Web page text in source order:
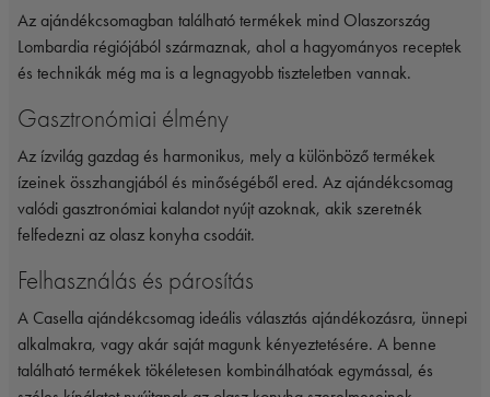
Az ajándékcsomagban található termékek mind Olaszország
Lombardia régiójából származnak, ahol a hagyományos receptek
és technikák még ma is a legnagyobb tiszteletben vannak.
Gasztronómiai élmény
Az ízvilág gazdag és harmonikus, mely a különböző termékek
ízeinek összhangjából és minőségéből ered. Az ajándékcsomag
valódi gasztronómiai kalandot nyújt azoknak, akik szeretnék
felfedezni az olasz konyha csodáit.
Felhasználás és párosítás
A Casella ajándékcsomag ideális választás ajándékozásra, ünnepi
alkalmakra, vagy akár saját magunk kényeztetésére. A benne
található termékek tökéletesen kombinálhatóak egymással, és